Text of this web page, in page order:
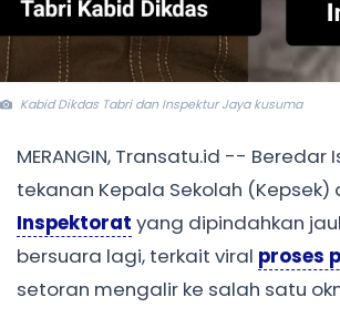
Kabid Dikdas Tabri dan Inspektur Jaya kusuma
MERANGIN, Transatu.id -- Beredar
tekanan Kepala Sekolah (Kepsek)
Inspektorat yang dipindahkan
bersuara lagi, terkait viral proses
setoran mengalir ke salah satu